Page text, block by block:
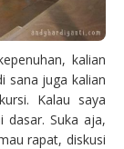
kalian
sana juga kalian
Kalau saya
dasar. Suka aja,
rapat, diskusi